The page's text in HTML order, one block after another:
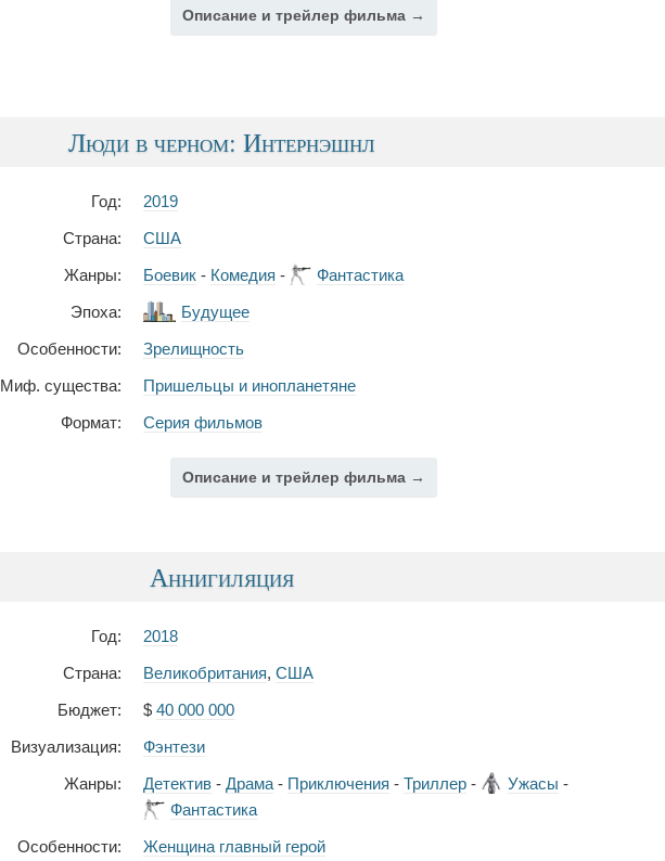
Описание и трейлер фильма →
Люди в черном: Интернэшнл
Год:
2019
Страна:
США
Жанры:
Боевик - Комедия -
Фантастика
Эпоха:
Будущее
Особенности:
Зрелищность
Миф. существа:
Пришельцы и инопланетяне
Формат:
Серия фильмов
Описание и трейлер фильма →
Аннигиляция
Год:
2018
Страна:
Великобритания, США
Бюджет:
$ 40 000 000
Визуализация:
Фэнтези
Жанры:
Детектив - Драма - Приключения - Триллер - Ужасы -
Фантастика
Особенности:
Женщина главный герой